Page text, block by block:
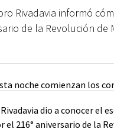
Rivadavia informó
de la Revolución
dio a conocer el
216° aniversario de la